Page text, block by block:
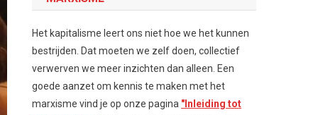
Het kapitalisme leert ons niet hoe we het kunnen
bestrijden. Dat moeten we zelf doen, collectief
verwerven we meer inzichten dan alleen. Een
goede aanzet om kennis te maken met het
marxisme vind je op onze pagina "Inleiding tot